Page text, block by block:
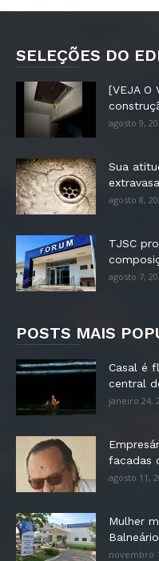
SELEÇÕES DO
[VEJA O
agosto 9,
Sua
agosto 8,
TJSC
agosto 7,
POSTS MAIS
Casal é
central
janeiro 24,
facadas
agosto 11,
Mulher
novembro